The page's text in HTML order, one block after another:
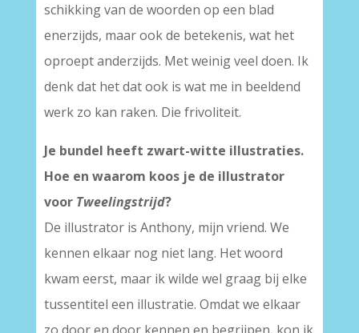
schikking van de woorden op een blad
enerzijds, maar ook de betekenis, wat het
oproept anderzijds. Met weinig veel doen. Ik
denk dat het dat ook is wat me in beeldend
werk zo kan raken. Die frivoliteit.
Je bundel heeft zwart-witte illustraties.
Hoe en waarom koos je de illustrator
voor Tweelingstrijd?
De illustrator is Anthony, mijn vriend. We
kennen elkaar nog niet lang. Het woord
kwam eerst, maar ik wilde wel graag bij elke
tussentitel een illustratie. Omdat we elkaar